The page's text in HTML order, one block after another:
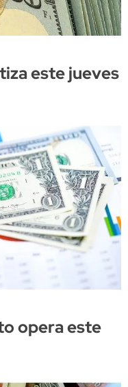
este jueves
opera este